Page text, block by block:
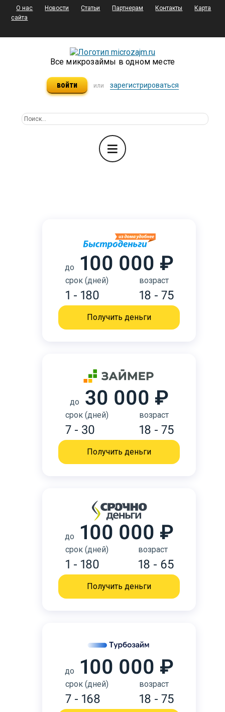
О нас Новости Статьи Партнерам Контакты
Карта
сайта
Все микрозаймы в одном месте
войти или зарегистрироваться
до 100 000 ₽
срок (дней)
1 - 180
возраст
18 - 75
Получить деньги
до 30 000 ₽
срок (дней)
7 - 30
возраст
18 - 75
Получить деньги
до 100 000 ₽
срок (дней)
1 - 180
возраст
18 - 65
Получить деньги
до 100 000 ₽
срок (дней)
7 - 168
возраст
18 - 75